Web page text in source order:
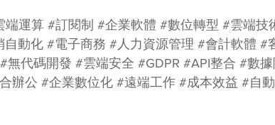
端運算 #訂閱制 #企業軟體 #數位轉型 #雲端技
自動化 #電子商務 #人力資源管理 #會計軟體 #
#無代碼開發 #雲端安全 #GDPR #API整合 #數
辦公 #企業數位化 #遠端工作 #成本效益 #自